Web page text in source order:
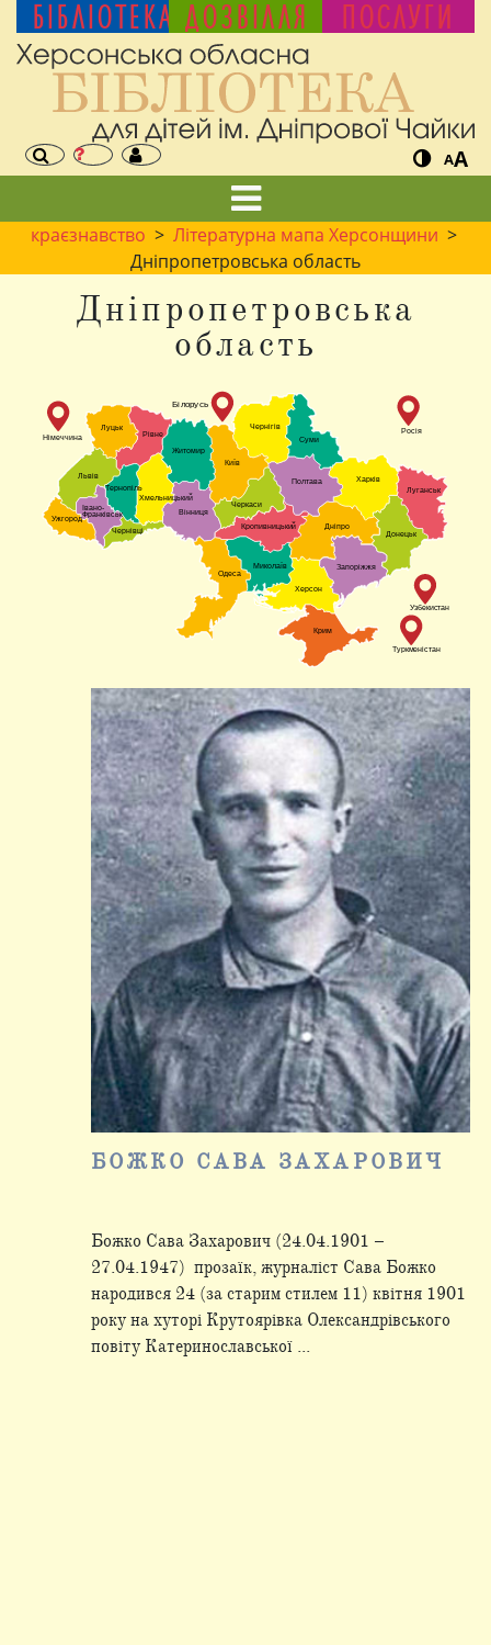
БІБЛІОТЕКА ДОЗВІЛЛЯ ПОСЛУГИ
AA
краєзнавство > Літературна мапа Херсонщини >
Дніпропетровська область
Дніпропетровська
область
Крим
Миколаїв
Одеса
Херсон
Запоріжжя
Донецьк
Луганськ
Дніпро
Харків
Вінниця
Кропивницький
Черкаси
Полтава
Суми
Чернігів
Київ
Житомир
Чернівці
Хмельницький
Рівне
Луцьк
Тернопіль
Львів
Івано-
Франківськ
Ужгород
Білорусь
Німеччина
Росія
Узбекистан
Туркменістан
БОЖКО САВА ЗАХАРОВИЧ
Божко Сава Захарович (24.04.1901 –
27.04.1947) прозаїк, журналіст Сава Божко
народився 24 (за старим стилем 11) квітня 1901
року на хуторі Крутоярівка Олександрівського
повіту Катеринославської ...